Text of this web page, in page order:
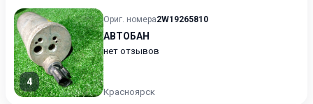
4
Ориг. номера2W19265810
АВТОБАН
нет отзывов
Красноярск